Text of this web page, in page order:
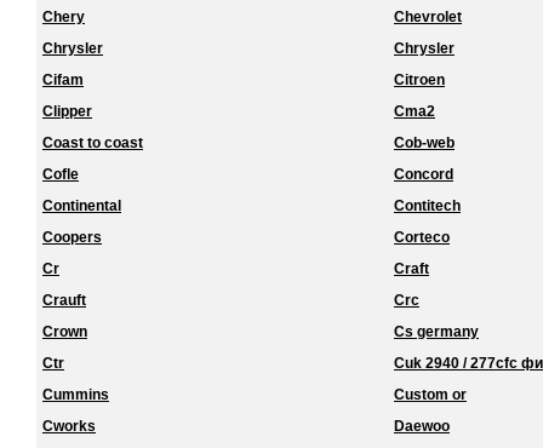
Chery
Chevrolet
Chrysler
Chrysler
Cifam
Citroen
Clipper
Cma2
Coast to coast
Cob-web
Cofle
Concord
Continental
Contitech
Coopers
Corteco
Cr
Craft
Crauft
Crc
Crown
Cs germany
Ctr
Cuk 2940 / 277cfc
Cummins
Custom or
Cworks
Daewoo